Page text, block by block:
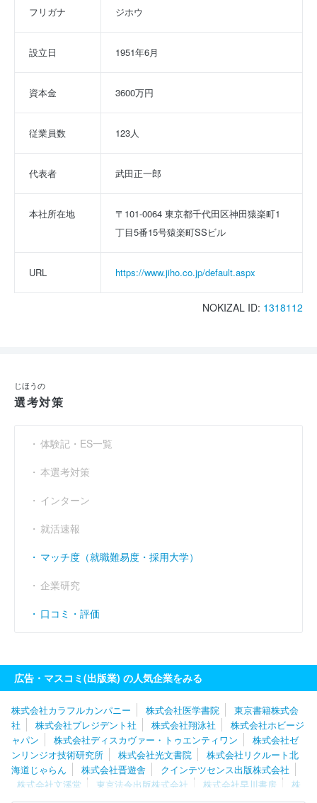
フリガナ ジホウ
設立日 1951年6月
資本金 3600万円
従業員数 123人
代表者 武田正一郎
本社所在地
〒101-0064 東京都千代田区神田猿楽町1
丁目5番15号猿楽町SSビル
URL https://www.jiho.co.jp/default.aspx
NOKIZAL ID: 1318112
じほうの
選考対策
体験記・ES一覧
本選考対策
インターン
就活速報
マッチ度（就職難易度・採用大学）
企業研究
口コミ・評価
広告・マスコミ(出版業) の人気企業をみる
株式会社カラフルカンパニー 株式会社医学書院
東京書籍株式会
社
株式会社プレジデント社 株式会社翔泳社
株式会社ホビージ
ャパン
株式会社ディスカヴァー・トゥエンティワン
株式会社ゼ
ンリンジオ技術研究所
株式会社光文書院
株式会社リクルート北
海道じゃらん
株式会社晋遊舎
クインテツセンス出版株式会社
株式会社文溪堂
東京法令出版株式会社 株式会社早川書房
株
式会社増進堂
株式会社エス・ピー・シー
ＭＢＫ Ｗｅｌｌｎｅ